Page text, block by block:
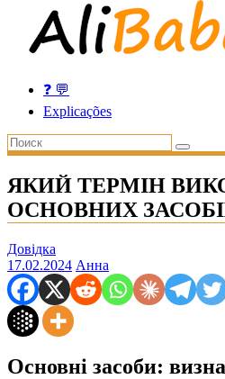
❓ 💬
Explicações
ЯКИЙ ТЕРМІН
ОСНОВНИХ
Довідка
17.02.2024 Анна
Основні засоби: